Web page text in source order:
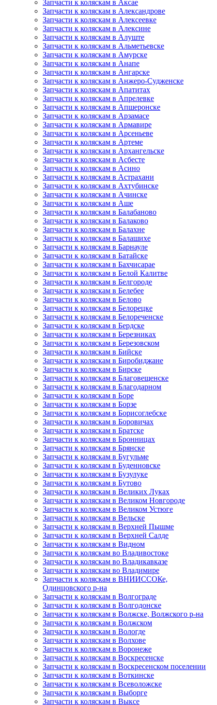
Запчасти к коляскам в Аксае
Запчасти к коляскам в Александрове
Запчасти к коляскам в Алексеевке
Запчасти к коляскам в Алексине
Запчасти к коляскам в Алуште
Запчасти к коляскам в Альметьевске
Запчасти к коляскам в Амурске
Запчасти к коляскам в Анапе
Запчасти к коляскам в Ангарске
Запчасти к коляскам в Анжеро-Судженске
Запчасти к коляскам в Апатитах
Запчасти к коляскам в Апрелевке
Запчасти к коляскам в Апшеронске
Запчасти к коляскам в Арзамасе
Запчасти к коляскам в Армавире
Запчасти к коляскам в Арсеньеве
Запчасти к коляскам в Артеме
Запчасти к коляскам в Архангельске
Запчасти к коляскам в Асбесте
Запчасти к коляскам в Асино
Запчасти к коляскам в Астрахани
Запчасти к коляскам в Ахтубинске
Запчасти к коляскам в Ачинске
Запчасти к коляскам в Аше
Запчасти к коляскам в Балабаново
Запчасти к коляскам в Балаково
Запчасти к коляскам в Балахне
Запчасти к коляскам в Балашихе
Запчасти к коляскам в Барнауле
Запчасти к коляскам в Батайске
Запчасти к коляскам в Бахчисарае
Запчасти к коляскам в Белой Калитве
Запчасти к коляскам в Белгороде
Запчасти к коляскам в Белебее
Запчасти к коляскам в Белово
Запчасти к коляскам в Белорецке
Запчасти к коляскам в Белореченске
Запчасти к коляскам в Бердске
Запчасти к коляскам в Березниках
Запчасти к коляскам в Березовском
Запчасти к коляскам в Бийске
Запчасти к коляскам в Биробиджане
Запчасти к коляскам в Бирске
Запчасти к коляскам в Благовещенске
Запчасти к коляскам в Благодарном
Запчасти к коляскам в Боре
Запчасти к коляскам в Борзе
Запчасти к коляскам в Борисоглебске
Запчасти к коляскам в Боровичах
Запчасти к коляскам в Братске
Запчасти к коляскам в Бронницах
Запчасти к коляскам в Брянске
Запчасти к коляскам в Бугульме
Запчасти к коляскам в Буденновске
Запчасти к коляскам в Бузулуке
Запчасти к коляскам в Бутово
Запчасти к коляскам в Великих Луках
Запчасти к коляскам в Великом Новгороде
Запчасти к коляскам в Великом Устюге
Запчасти к коляскам в Вельске
Запчасти к коляскам в Верхней Пышме
Запчасти к коляскам в Верхней Салде
Запчасти к коляскам в Видном
Запчасти к коляскам во Владивостоке
Запчасти к коляскам во Владикавказе
Запчасти к коляскам во Владимире
Запчасти к коляскам в ВНИИССОКе,
Одинцовского р-на
Запчасти к коляскам в Волгограде
Запчасти к коляскам в Волгодонске
Запчасти к коляскам в Волжске, Волжского р-на
Запчасти к коляскам в Волжском
Запчасти к коляскам в Вологде
Запчасти к коляскам в Волхове
Запчасти к коляскам в Воронеже
Запчасти к коляскам в Воскресенске
Запчасти к коляскам в Воскресенском поселении
Запчасти к коляскам в Воткинске
Запчасти к коляскам в Всеволожске
Запчасти к коляскам в Выборге
Запчасти к коляскам в Выксе